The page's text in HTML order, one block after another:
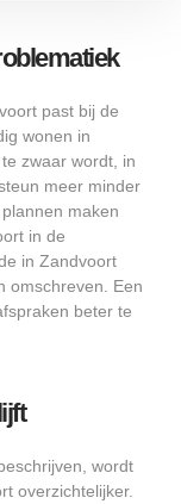
past bij de
wonen in
zwaar wordt, in
meer minder
maken
in de
in Zandvoort
omschreven. Een
beter te
wordt
overzichtelijker.